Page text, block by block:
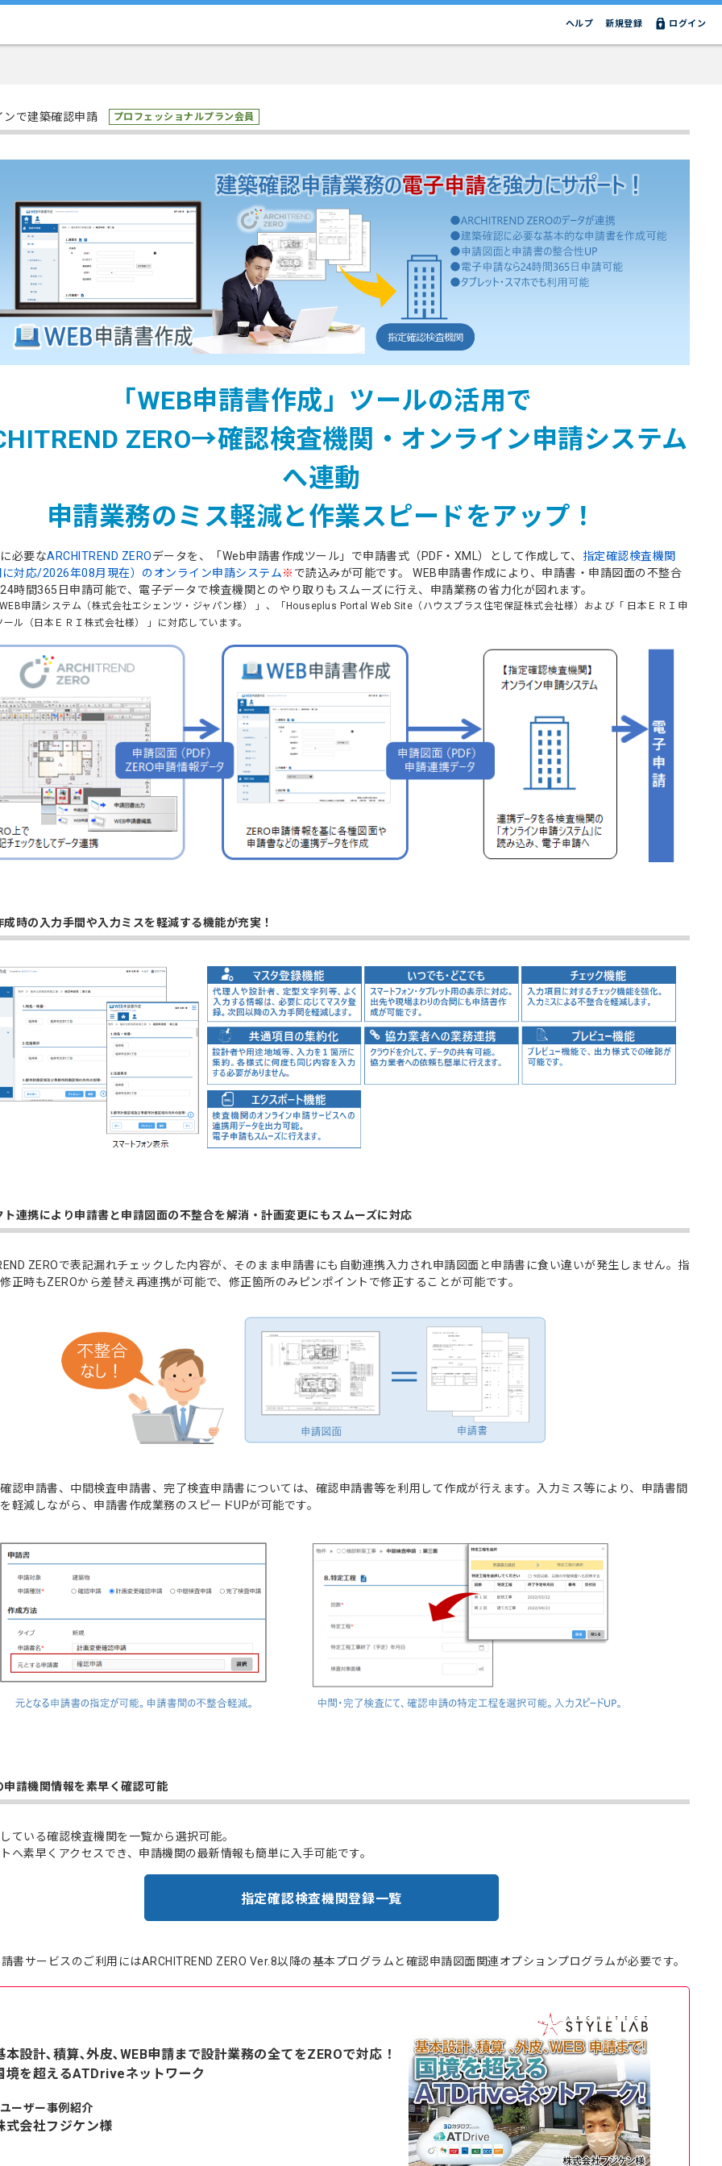
ログイン
新規登録
ヘルプ
ンで建築確認申請 プロフェッショナルプラン会員
「WEB申請書作成」ツールの活用で
ZERO→確認検査機関・オンライン申請システム
へ連動
申請業務のミス軽減と作業スピードをアップ！
必要なARCHITREND ZEROデータを、「Web申請書作成ツール」で申請書式（PDF・XML）として作成して、 指定確認検査機関
対応/2026年08月現在）のオンライン申請システム※ で読込みが可能です。 WEB申請書作成により、申請書・申請図面の不整合
時間365日申請可能で、電子データで検査機関とのやり取りもスムーズに行え、申請業務の省力化が図れます。
申請システム（株式会社エシェンツ・ジャパン様） 」、「Houseplus Portal Web Site（ハウスプラス住宅保証株式会社様）および「 日本ＥＲＩ申
ル（日本ＥＲＩ株式会社様） 」に対応しています。​
成時の入力手間や入力ミスを軽減する機能が充実！
ト連携により申請書と申請図面の不整合を解消・計画変更にもスムーズに対応
ZEROで表記漏れチェックした内容が、そのまま申請書にも自動連携入力され申請図面と申請書に食い違いが発生しません。指
正時もZEROから差替え再連携が可能で、修正箇所のみピンポイントで修正することが可能です。
認申請書、中間検査申請書、完了検査申請書については、確認申請書等を利用して作成が行えます。入力ミス等により、申請書間
軽減しながら、申請書作成業務のスピードUPが可能です。
申請機関情報を素早く確認可能
ている確認検査機関を一覧から選択可能。
へ素早くアクセスでき、申請機関の最新情報も簡単に入手可能です。
指定確認検査機関登録一覧
書サービスのご利用にはARCHITREND ZERO Ver.8以降の基本プログラムと確認申請図面関連オプションプログラムが必要です。
本設計､積算､外皮､WEB申請まで設計業務の全てをZEROで対応！
境を超えるATDriveネットワーク
ーザー事例紹介
式会社フジケン様